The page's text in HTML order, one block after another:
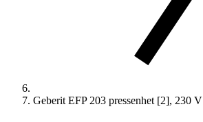
Geberit EFP 203 pressenhet [2], 230 V